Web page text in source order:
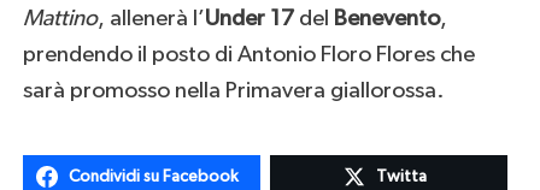
Mattino, allenerà l’Under 17del Benevento,
prendendo il posto di Antonio Floro Flores che
sarà promosso nella Primavera giallorossa.
Condividi su Facebook Twitta